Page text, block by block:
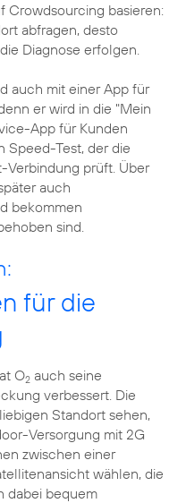
Crowdsourcing basieren:
abfragen, desto
Diagnose erfolgen.
auch mit einer App für
er wird in die "Mein
App für Kunden
Speed-Test, der die
prüft. Über
auch
bekommen
sind.
für die
O2 auch seine
verbessert. Die
Standort sehen,
Versorgung mit 2G
zwischen einer
wählen, die
dabei bequem